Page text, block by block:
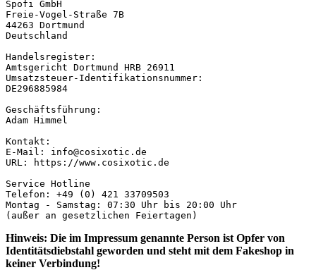
Spofi GmbH
Freie-Vogel-Straße 7B
44263 Dortmund
Deutschland
Handelsregister:
Amtsgericht Dortmund HRB 26911
Umsatzsteuer-Identifikationsnummer:
DE296885984
Geschäftsführung:
Adam Himmel
Kontakt:
E-Mail: info@cosixotic.de
URL: https://www.cosixotic.de
Service Hotline
Telefon: +49 (0) 421 33709503
Montag - Samstag: 07:30 Uhr bis 20:00 Uhr
(außer an gesetzlichen Feiertagen)
Hinweis: Die im Impressum genannte Person ist Opfer von
Identitätsdiebstahl geworden und steht mit dem Fakeshop in
keiner Verbindung!